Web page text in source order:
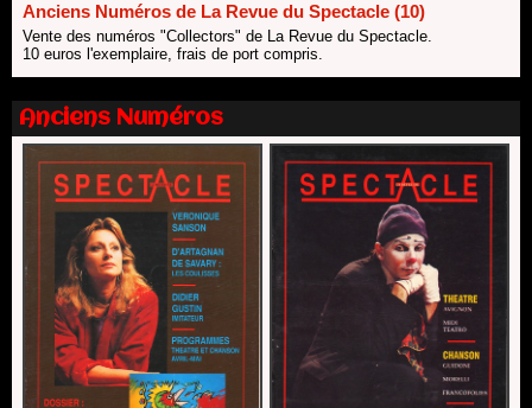
Les 10 lauréats du Fonds Grandes Formes Théâtre 2026
SACD
13/06/2026
Nomination de Nathalie Garraud et Olivier Saccomano à la
direction du Théâtre de Gennevilliers - CDN
13/06/2026
Dispositif SACD Auteurs d'espaces : les lauréats 2026
18/03/2026
Anciens Numéros de La Revue du Spectacle (10)
Vente des numéros "Collectors" de La Revue du Spectacle.
10 euros l'exemplaire, frais de port compris.
Anciens Numéros